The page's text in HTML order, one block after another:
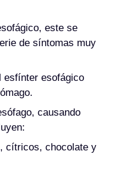
este se
de síntomas muy
esfínter esofágico
causando
cítricos, chocolate y